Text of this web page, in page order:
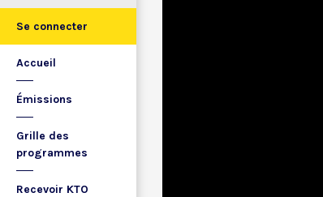
Se connecter
Accueil
Émissions
Grille des
programmes
Recevoir KTO